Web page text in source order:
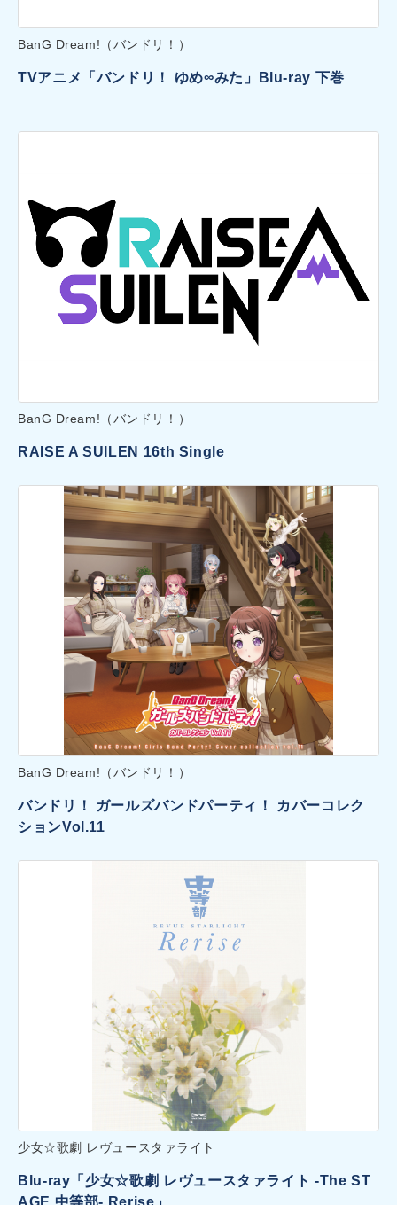
BanG Dream!（バンドリ！）
TVアニメ「バンドリ！ ゆめ∞みた」Blu-ray 下巻
BanG Dream!（バンドリ！）
RAISE A SUILEN 16th Single
BanG Dream!（バンドリ！）
バンドリ！ ガールズバンドパーティ！ カバーコレク
ションVol.11
少女☆歌劇 レヴュースタァライト
Blu-ray「少女☆歌劇 レヴュースタァライト -The ST
AGE 中等部- Rerise」